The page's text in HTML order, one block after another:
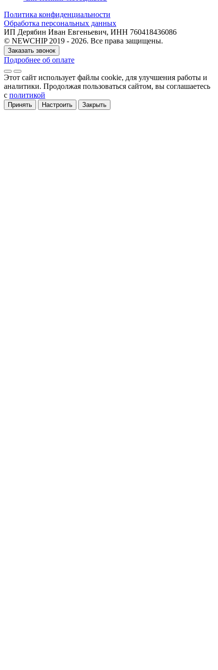
Политика конфиденциальности
Обработка персональных данных
ИП Дерябин Иван Евгеньевич, ИНН 760418436086
© NEWCHIP 2019 - 2026. Все права защищены.
Заказать звонок
Подробнее об оплате
Этот сайт использует файлы cookie, для улучшения работы и
аналитики. Продолжая пользоваться сайтом, вы соглашаетесь
с политикой
Принять Настроить Закрыть